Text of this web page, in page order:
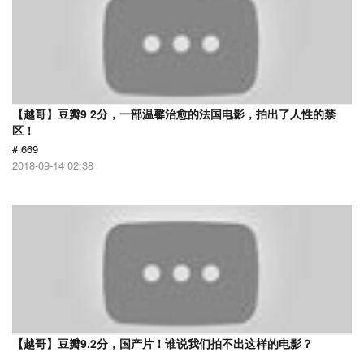
【越哥】豆瓣9 2分，一部温馨治愈的法国电影，拍出了人性的禁
区！
# 669
2018-09-14 02:38
【越哥】豆瓣9.2分，国产片！谁说我们拍不出这样的电影？